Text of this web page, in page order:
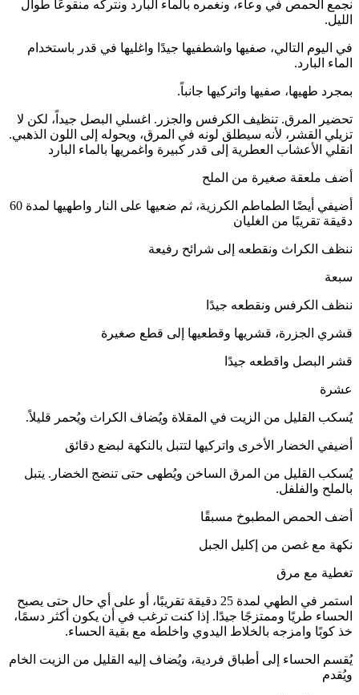
نجمع الحمص في وعاء، ونغمره بالماء البارد ونتركه منقوعًا طوال
الليل.
في اليوم التالي، صفيها واشطفيها جيدًا واغليها في قدر باستخدام
الماء البارد.
بمجرد طهيها، صفيها واتركيها جانباً.
تحضير المرق. تنظيف الكرفس والجزر. اغسلي البصل جيداً، لكن لا
تزيلي القشر، لأنه سيطلق لونه في المرق، ويحوله إلى اللون الذهبي.
انقلي الأعشاب العطرية إلى قدر كبيرة واغمريها بالماء البارد
أضف ملعقة صغيرة من الملح
أضيفي أيضًا الطماطم الكرزية، ثم ضعيها على النار واطهيها لمدة 60
دقيقة تقريبًا من الغليان
ننظف الكراث ونقطعه إلى شرائح رفيعة
سبعة
ننظف الكرفس ونقطعه جيدًا
قشري الجزرة، قشريها وقطعيها إلى قطع صغيرة
قشر البصل واقطعه جيدًا
عشرة
يُسكب القليل من الزيت في المقلاة ويُضاف الكراث ويُحمر قليلاً.
أضيفي الخضار الأخرى واتركيها لتتبل بالنكهة لبضع دقائق
يُسكب القليل من المرق الساخن ويُطهى حتى تنضج الخضار. يتبل
بالملح والفلفل.
أضف الحمص المطبوخ مسبقًا
نكهة مع غصن من إكليل الجبل
تغطية مع مرق
استمر في الطهي لمدة 25 دقيقة تقريبًا، أو على أي حال حتى يصبح
الحساء طريًا وممتزجًا جيدًا. إذا كنت ترغب في أن يكون أكثر دسمًا،
خذ كوبًا وامزجه بالخلاط اليدوي واخلطه مع بقية الحساء.
يُقسم الحساء إلى أطباق فردية، ويُضاف إليه القليل من الزيت الخام
ويُقدم